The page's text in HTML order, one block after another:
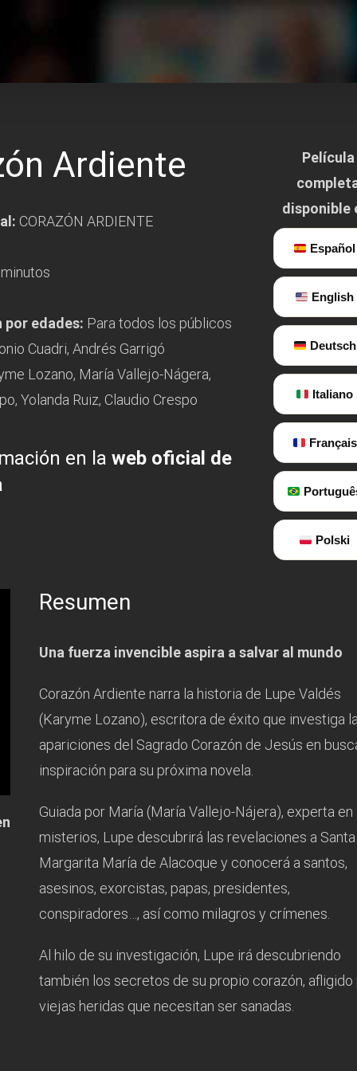
Ardiente
CORAZÓN ARDIENTE
edades: Para todos los públicos
Cuadri, Andrés Garrigó
Lozano, María Vallejo-Nágera,
Yolanda Ruiz, Claudio Crespo
en la web oficial de
Película
disponible
Español
English
Deutsch
Italiano
Français
Polski
Resumen
Una fuerza invencible aspira a salvar al mundo
Corazón Ardiente narra la historia de Lupe Valdés
(Karyme Lozano), escritora de éxito que investiga
apariciones del Sagrado Corazón de Jesús en
inspiración para su próxima novela.
Guiada por María (María Vallejo-Nájera), experta en
misterios, Lupe descubrirá las revelaciones a Santa
Margarita María de Alacoque y conocerá a santos,
asesinos, exorcistas, papas, presidentes,
conspiradores…, así como milagros y crímenes.
Al hilo de su investigación, Lupe irá descubriendo
también los secretos de su propio corazón, afligido
viejas heridas que necesitan ser sanadas.